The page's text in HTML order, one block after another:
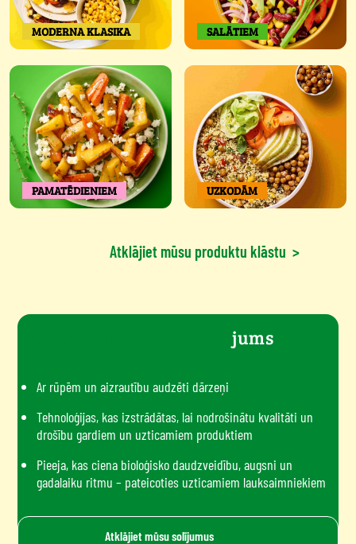
MODERNA KLASIKA SALĀTIEM
PAMATĒDIENIEM UZKODĀM
Atklājiet mūsu produktu klāstu >
jums
Ar rūpēm un aizrautību audzēti dārzeņi
Tehnoloģijas, kas izstrādātas, lai nodrošinātu kvalitāti un
drošību gardiem un uzticamiem produktiem
Pieeja, kas ciena bioloģisko daudzveidību, augsni un
gadalaiku ritmu – pateicoties uzticamiem lauksaimniekiem
Atklājiet mūsu solījumus